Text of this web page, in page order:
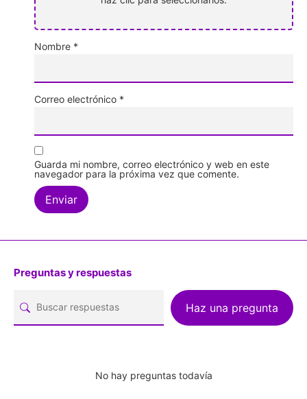
Nombre *
Correo electrónico *
Guarda mi nombre, correo electrónico y web en este
navegador para la próxima vez que comente.
Preguntas y respuestas
Haz una pregunta
No hay preguntas todavía